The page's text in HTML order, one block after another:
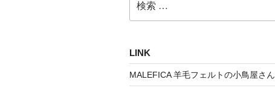
索:
LINK
MALEFICA 羊毛フェルトの小鳥屋さん